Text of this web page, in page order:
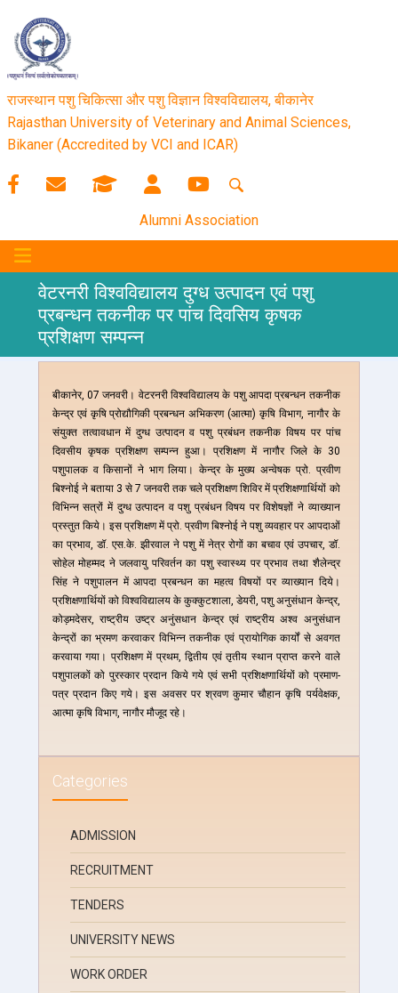
राजस्थान पशु चिकित्सा और पशु विज्ञान विश्‍वविद्यालय, बीकानेर
Rajasthan University of Veterinary and Animal Sciences,
Bikaner (Accredited by VCI and ICAR)
Alumni Association
वेटरनरी विश्वविद्यालय दुग्ध उत्पादन एवं पशु
प्रबन्धन तकनीक पर पांच दिवसिय कृषक
प्रशिक्षण सम्पन्न
बीकानेर, 07 जनवरी। वेटरनरी विश्वविद्यालय के पशु आपदा प्रबन्धन तकनीक
केन्द्र एवं कृषि प्रोद्यौगिकी प्रबन्धन अभिकरण (आत्मा) कृषि विभाग, नागौर के
संयुक्त तत्वावधान में दुग्ध उत्पादन व पशु प्रबंधन तकनीक विषय पर पांच
दिवसीय कृषक प्रशिक्षण सम्पन्न हुआ। प्रशिक्षण में नागौर जिले के 30
पशुपालक व किसानों ने भाग लिया। केन्द्र के मुख्य अन्वेषक प्रो. प्रवीण
बिश्नोई ने बताया 3 से 7 जनवरी तक चले प्रशिक्षण शिविर में प्रशिक्षणार्थियों को
विभिन्न सत्रों में दुग्ध उत्पादन व पशु प्रबंधन विषय पर विशेषज्ञों ने व्याख्यान
प्रस्तुत किये। इस प्रशिक्षण में प्रो. प्रवीण बिश्नोई ने पशु व्यवहार पर आपदाओं
का प्रभाव, डॉ. एस.के. झीरवाल ने पशु में नेत्र रोगों का बचाव एवं उपचार, डॉ.
सोहेल मोहम्मद ने जलवायु परिवर्तन का पशु स्वास्थ्य पर प्रभाव तथा शैलेन्द्र
सिंह ने पशुपालन में आपदा प्रबन्धन का महत्व विषयों पर व्याख्यान दिये।
प्रशिक्षणार्थियों को विश्वविद्यालय के कुक्कुटशाला, डेयरी, पशु अनुसंधान केन्द्र,
कोड़मदेसर, राष्ट्रीय उष्ट्र अनुंसधान केन्द्र एवं राष्ट्रीय अश्व अनुसंधान
केन्द्रों का भ्रमण करवाकर विभिन्न तकनीक एवं प्रायोगिक कार्यों से अवगत
करवाया गया। प्रशिक्षण में प्रथम, द्वितीय एवं तृतीय स्थान प्राप्त करने वाले
पशुपालकों को पुरस्कार प्रदान किये गये एवं सभी प्रशिक्षणार्थियों को प्रमाण-
पत्र प्रदान किए गये। इस अवसर पर श्रवण कुमार चौहान कृषि पर्यवेक्षक,
आत्मा कृषि विभाग, नागौर मौजूद रहे।
Categories
ADMISSION
RECRUITMENT
TENDERS
UNIVERSITY NEWS
WORK ORDER